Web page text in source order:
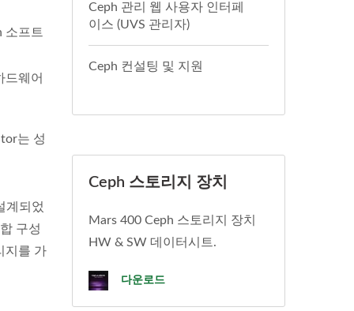
소프트
드웨어
는 성
계되었
구성
지를 가
Ceph 관리 웹 사용자 인터페
이스 (UVS 관리자)
Ceph 컨설팅 및 지원
Ceph 스토리지 장치
Mars 400 Ceph 스토리지 장치
HW & SW 데이터시트.
다운로드